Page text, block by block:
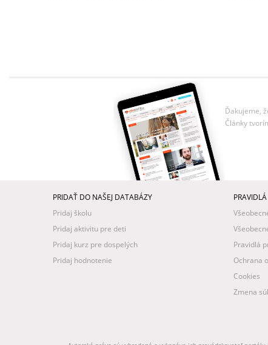
Ďakujeme,
Články
PRIDAŤ DO NAŠEJ DATABÁZY
Pridaj školu
Pridaj aktivitu pre deti
Pridaj kurz pre dospelých
Pridaj hodnotenie
PRAVIDLÁ
Pravidlá
Ochrana
Cookies
Zmena